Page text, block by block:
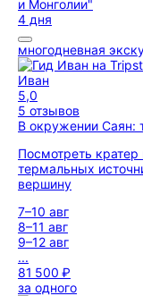
4 дня
многодневная
Иван
5,0
5 отзывов
В окружении Саян:
Посмотреть кратер
термальных
вершину
7–10 авг
8–11 авг
9–12 авг
...
81 500 ₽
за одного